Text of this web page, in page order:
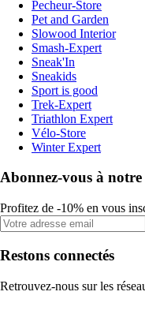
Pecheur-Store
Pet and Garden
Slowood Interior
Smash-Expert
Sneak'In
Sneakids
Sport is good
Trek-Expert
Triathlon Expert
Vélo-Store
Winter Expert
Abonnez-vous à notre
Profitez de -10% en vous
Restons connectés
Retrouvez-nous sur les